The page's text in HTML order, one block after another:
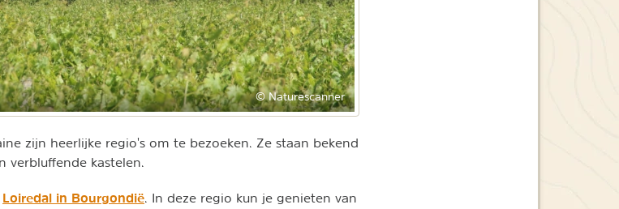
© Naturescanner
zijn heerlijke regio's om te bezoeken. Ze staan bekend
kastelen.
Loiredal in Bourgondië . In deze regio kun je genieten van